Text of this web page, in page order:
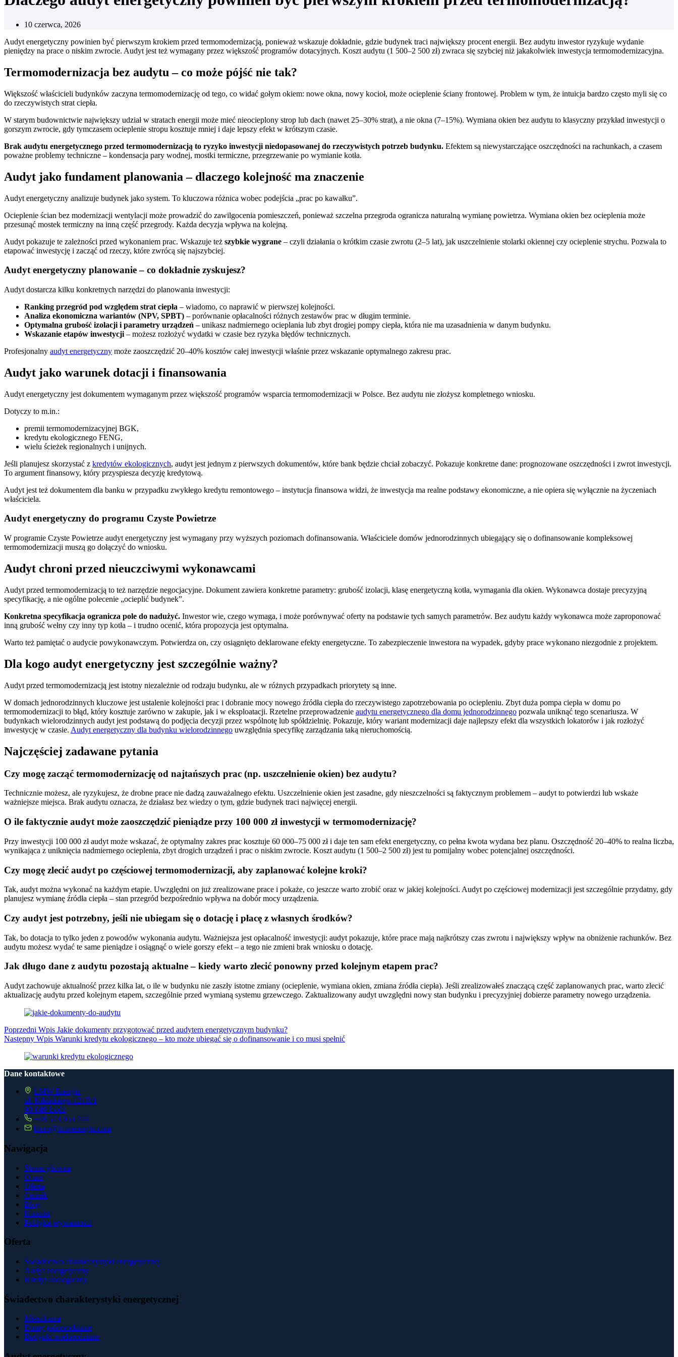
10 czerwca, 2026
Audyt energetyczny powinien być pierwszym krokiem przed termomodernizacją, ponieważ wskazuje dokładnie, gdzie budynek traci największy procent energii. Bez audytu inwestor ryzykuje wydanie
pieniędzy na prace o niskim zwrocie. Audyt jest też wymagany przez większość programów dotacyjnych. Koszt audytu (1 500–2 500 zł) zwraca się szybciej niż jakakolwiek inwestycja termomodernizacyjna.
Termomodernizacja bez audytu – co może pójść nie tak?
Większość właścicieli budynków zaczyna termomodernizację od tego, co widać gołym okiem: nowe okna, nowy kocioł, może ocieplenie ściany frontowej. Problem w tym, że intuicja bardzo często myli się co
do rzeczywistych strat ciepła.
W starym budownictwie największy udział w stratach energii może mieć nieocieplony strop lub dach (nawet 25–30% strat), a nie okna (7–15%). Wymiana okien bez audytu to klasyczny przykład inwestycji o
gorszym zwrocie, gdy tymczasem ocieplenie stropu kosztuje mniej i daje lepszy efekt w krótszym czasie.
Brak audytu energetycznego przed termomodernizacją to ryzyko inwestycji niedopasowanej do rzeczywistych potrzeb budynku. Efektem są niewystarczające oszczędności na rachunkach, a czasem
poważne problemy techniczne – kondensacja pary wodnej, mostki termiczne, przegrzewanie po wymianie kotła.
Audyt jako fundament planowania – dlaczego kolejność ma znaczenie
Audyt energetyczny analizuje budynek jako system. To kluczowa różnica wobec podejścia „prac po kawałku”.
Ocieplenie ścian bez modernizacji wentylacji może prowadzić do zawilgocenia pomieszczeń, ponieważ szczelna przegroda ogranicza naturalną wymianę powietrza. Wymiana okien bez ocieplenia może
przesunąć mostek termiczny na inną część przegrody. Każda decyzja wpływa na kolejną.
Audyt pokazuje te zależności przed wykonaniem prac. Wskazuje też szybkie wygrane – czyli działania o krótkim czasie zwrotu (2–5 lat), jak uszczelnienie stolarki okiennej czy ocieplenie strychu. Pozwala to
etapować inwestycję i zacząć od rzeczy, które zwrócą się najszybciej.
Audyt energetyczny planowanie – co dokładnie zyskujesz?
Audyt dostarcza kilku konkretnych narzędzi do planowania inwestycji:
Ranking przegród pod względem strat ciepła – wiadomo, co naprawić w pierwszej kolejności.
Analiza ekonomiczna wariantów (NPV, SPBT) – porównanie opłacalności różnych zestawów prac w długim terminie.
Optymalna grubość izolacji i parametry urządzeń – unikasz nadmiernego ocieplania lub zbyt drogiej pompy ciepła, która nie ma uzasadnienia w danym budynku.
Wskazanie etapów inwestycji – możesz rozłożyć wydatki w czasie bez ryzyka błędów technicznych.
Profesjonalny audyt energetyczny może zaoszczędzić 20–40% kosztów całej inwestycji właśnie przez wskazanie optymalnego zakresu prac.
Audyt jako warunek dotacji i finansowania
Audyt energetyczny jest dokumentem wymaganym przez większość programów wsparcia termomodernizacji w Polsce. Bez audytu nie złożysz kompletnego wniosku.
Dotyczy to m.in.:
premii termomodernizacyjnej BGK,
kredytu ekologicznego FENG,
wielu ścieżek regionalnych i unijnych.
Jeśli planujesz skorzystać z kredytów ekologicznych, audyt jest jednym z pierwszych dokumentów, które bank będzie chciał zobaczyć. Pokazuje konkretne dane: prognozowane oszczędności i zwrot inwestycji.
To argument finansowy, który przyspiesza decyzję kredytową.
Audyt jest też dokumentem dla banku w przypadku zwykłego kredytu remontowego – instytucja finansowa widzi, że inwestycja ma realne podstawy ekonomiczne, a nie opiera się wyłącznie na życzeniach
właściciela.
Audyt energetyczny do programu Czyste Powietrze
W programie Czyste Powietrze audyt energetyczny jest wymagany przy wyższych poziomach dofinansowania. Właściciele domów jednorodzinnych ubiegający się o dofinansowanie kompleksowej
termomodernizacji muszą go dołączyć do wniosku.
Audyt chroni przed nieuczciwymi wykonawcami
Audyt przed termomodernizacją to też narzędzie negocjacyjne. Dokument zawiera konkretne parametry: grubość izolacji, klasę energetyczną kotła, wymagania dla okien. Wykonawca dostaje precyzyjną
specyfikację, a nie ogólne polecenie „ocieplić budynek”.
Konkretna specyfikacja ogranicza pole do nadużyć. Inwestor wie, czego wymaga, i może porównywać oferty na podstawie tych samych parametrów. Bez audytu każdy wykonawca może zaproponować
inną grubość wełny czy inny typ kotła – i trudno ocenić, która propozycja jest optymalna.
Warto też pamiętać o audycie powykonawczym. Potwierdza on, czy osiągnięto deklarowane efekty energetyczne. To zabezpieczenie inwestora na wypadek, gdyby prace wykonano niezgodnie z projektem.
Dla kogo audyt energetyczny jest szczególnie ważny?
Audyt przed termomodernizacją jest istotny niezależnie od rodzaju budynku, ale w różnych przypadkach priorytety są inne.
W domach jednorodzinnych kluczowe jest ustalenie kolejności prac i dobranie mocy nowego źródła ciepła do rzeczywistego zapotrzebowania po ociepleniu. Zbyt duża pompa ciepła w domu po
termomodernizacji to błąd, który kosztuje zarówno w zakupie, jak i w eksploatacji. Rzetelne przeprowadzenie audytu energetycznego dla domu jednorodzinnego pozwala uniknąć tego scenariusza. W
budynkach wielorodzinnych audyt jest podstawą do podjęcia decyzji przez wspólnotę lub spółdzielnię. Pokazuje, który wariant modernizacji daje najlepszy efekt dla wszystkich lokatorów i jak rozłożyć
inwestycję w czasie. Audyt energetyczny dla budynku wielorodzinnego uwzględnia specyfikę zarządzania taką nieruchomością.
Najczęściej zadawane pytania
Czy mogę zacząć termomodernizację od najtańszych prac (np. uszczelnienie okien) bez audytu?
Technicznie możesz, ale ryzykujesz, że drobne prace nie dadzą zauważalnego efektu. Uszczelnienie okien jest zasadne, gdy nieszczelności są faktycznym problemem – audyt to potwierdzi lub wskaże
ważniejsze miejsca. Brak audytu oznacza, że działasz bez wiedzy o tym, gdzie budynek traci najwięcej energii.
O ile faktycznie audyt może zaoszczędzić pieniądze przy 100 000 zł inwestycji w termomodernizację?
Przy inwestycji 100 000 zł audyt może wskazać, że optymalny zakres prac kosztuje 60 000–75 000 zł i daje ten sam efekt energetyczny, co pełna kwota wydana bez planu. Oszczędność 20–40% to realna liczba,
wynikająca z uniknięcia nadmiernego ocieplenia, zbyt drogich urządzeń i prac o niskim zwrocie. Koszt audytu (1 500–2 500 zł) jest tu pomijalny wobec potencjalnej oszczędności.
Czy mogę zlecić audyt po częściowej termomodernizacji, aby zaplanować kolejne kroki?
Tak, audyt można wykonać na każdym etapie. Uwzględni on już zrealizowane prace i pokaże, co jeszcze warto zrobić oraz w jakiej kolejności. Audyt po częściowej modernizacji jest szczególnie przydatny, gdy
planujesz wymianę źródła ciepła – stan przegród bezpośrednio wpływa na dobór mocy urządzenia.
Czy audyt jest potrzebny, jeśli nie ubiegam się o dotację i płacę z własnych środków?
Tak, bo dotacja to tylko jeden z powodów wykonania audytu. Ważniejsza jest opłacalność inwestycji: audyt pokazuje, które prace mają najkrótszy czas zwrotu i największy wpływ na obniżenie rachunków. Bez
audytu możesz wydać te same pieniądze i osiągnąć o wiele gorszy efekt – a tego nie zmieni brak wniosku o dotację.
Jak długo dane z audytu pozostają aktualne – kiedy warto zlecić ponowny przed kolejnym etapem prac?
Audyt zachowuje aktualność przez kilka lat, o ile w budynku nie zaszły istotne zmiany (ocieplenie, wymiana okien, zmiana źródła ciepła). Jeśli zrealizowałeś znaczącą część zaplanowanych prac, warto zlecić
aktualizację audytu przed kolejnym etapem, szczególnie przed wymianą systemu grzewczego. Zaktualizowany audyt uwzględni nowy stan budynku i precyzyjniej dobierze parametry nowego urządzenia.
Poprzedni Wpis Jakie dokumenty przygotować przed audytem energetycznym budynku?
Następny Wpis Warunki kredytu ekologicznego – kto może ubiegać się o dofinansowanie i co musi spełnić
Dane kontaktowe
ŁMW Energia
ul. Kilińskiego 121B/1
90-049 Łódź
+48 573 953 744
biuro@lmwenergia.com
Nawigacja
Strona główna
O nas
Oferta
Cennik
Blog
Kontakt
Polityka prywatności
Oferta
Świadectwo charakterystyki energetycznej
Audyt energetyczny
Kredyt ekologiczny
Świadectwo charakterystyki energetycznej
Mieszkania
Domy jednorodzinne
Budynki wielorodzinne